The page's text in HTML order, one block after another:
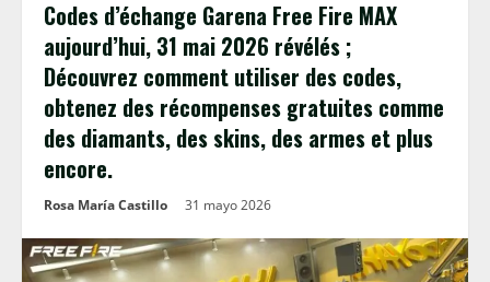
Codes d’échange Garena Free Fire MAX
aujourd’hui, 31 mai 2026 révélés ;
Découvrez comment utiliser des codes,
obtenez des récompenses gratuites comme
des diamants, des skins, des armes et plus
encore.
Rosa María Castillo 31 mayo 2026